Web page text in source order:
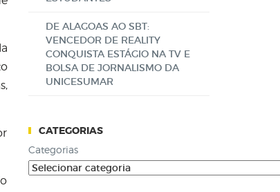
DE ALAGOAS AO SBT:
VENCEDOR DE REALITY
CONQUISTA ESTÁGIO NA TV E
BOLSA DE JORNALISMO DA
UNICESUMAR
CATEGORIAS
Categorias